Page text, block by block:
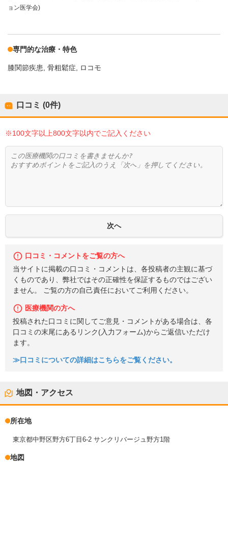
ョン医学会)
専門的な治療・特色
膝関節疾患 骨粗鬆症 ロコモ
口コミ (0件)
※100文字以上800文字以内でご記入ください
口コミ・コメントをご覧の方へ
当サイトに掲載の口コミ・コメントは、各投稿者の主観に基づ
くものであり、弊社ではその正確性を保証するものではござい
ません。 ご覧の方の自己責任においてご利用ください。
医療機関の方へ
投稿された口コミに関してご意見・コメントがある場合は、各
口コミの末尾にあるリンク(入力フォーム)からご返信いただけ
ます。
≫口コミについての詳細はこちらをご覧ください。
地図・アクセス
所在地
東京都中野区野方6丁目6-2 サンクリバージュ野方1階
地図